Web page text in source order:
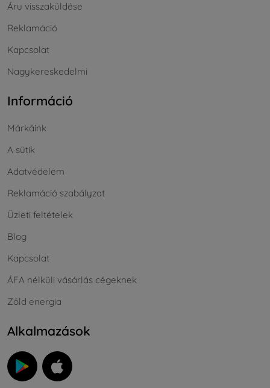
Áru visszaküldése
Reklamáció
Kapcsolat
Nagykereskedelmi
Információ
Márkáink
A sütik
Adatvédelem
Reklamáció szabályzat
Üzleti feltételek
Blog
Kapcsolat
ÁFA nélküli vásárlás cégeknek
Zöld energia
Alkalmazások